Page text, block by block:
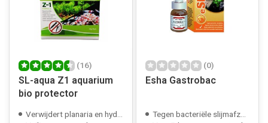
(16)
SL-aqua Z1 aquarium
bio protector
Verwijdert planaria en hydra
(0)
Esha Gastrobac
Tegen bacteriële slijmafzetting